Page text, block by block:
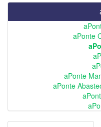
aPonte
aPonte
aPonte